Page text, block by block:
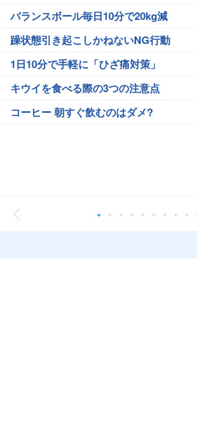
バランスボール毎日10分で20kg減
躁状態引き起こしかねないNG行動
1日10分で手軽に「ひざ痛対策」
キウイを食べる際の3つの注意点
コーヒー 朝すぐ飲むのはダメ?